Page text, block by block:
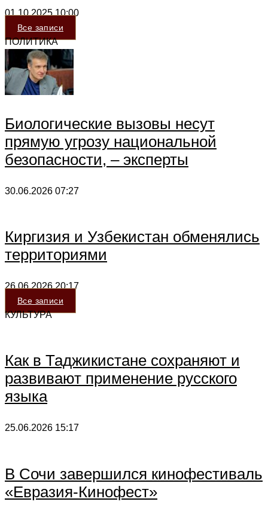
01.10.202510:00
Все записи
ПОЛИТИКА
Биологические вызовы несут
прямую угрозу национальной
безопасности, – эксперты
30.06.2026 07:27
Киргизия и Узбекистан обменялись
территориями
26.06.202620:17
Все записи
КУЛЬТУРА
Как в Таджикистане сохраняют и
развивают применение русского
языка
25.06.2026 15:17
В Сочи завершился кинофестиваль
«Евразия-Кинофест»